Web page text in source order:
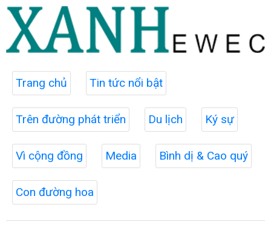
Trang chủ Tin tức nổi bật
Trên đường phát triển Du lịch Ký sự
Vì cộng đồng Media Bình dị & Cao quý
Con đường hoa